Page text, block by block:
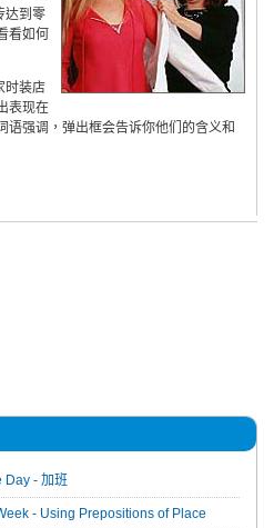
达到零
看如何
时装店
表现在
语强调，弹出框会告诉你他们的含义和
Day - 加班
- Using Prepositions of Place